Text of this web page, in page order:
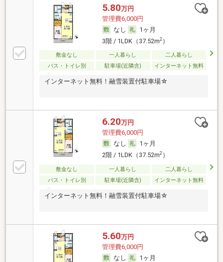
5.80万円
管理費6,000円
なし
1ヶ月
3階 / 1LDK（37.52m2）
敷金なし 一人暮らし
二人暮らし
バス・トイレ別
駐車場(近隣含) インターネット無料
インターネット無料！融雪装置付駐車場☆
6.20万円
管理費6,000円
なし
1ヶ月
2階 / 1LDK（37.52m2）
敷金なし 一人暮らし
二人暮らし
バス・トイレ別
駐車場(近隣含) インターネット無料
インターネット無料！融雪装置付駐車場☆
5.60万円
管理費6,000円
なし
1ヶ月